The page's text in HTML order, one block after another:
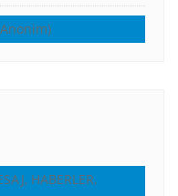
HABERLER,